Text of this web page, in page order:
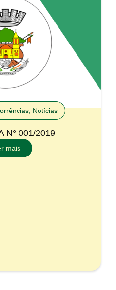
Notícias
N° 001/2019
mais